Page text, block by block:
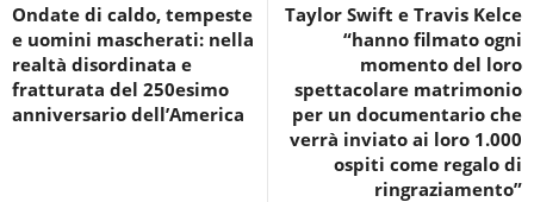
Ondate di caldo, tempeste
e uomini mascherati: nella
realtà disordinata e
fratturata del 250esimo
anniversario dell’America
Taylor Swift e Travis Kelce
“hanno filmato ogni
momento del loro
spettacolare matrimonio
per un documentario che
verrà inviato ai loro 1.000
ospiti come regalo di
ringraziamento”